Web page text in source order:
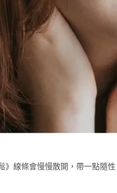
線條會慢慢散開，帶一點隨